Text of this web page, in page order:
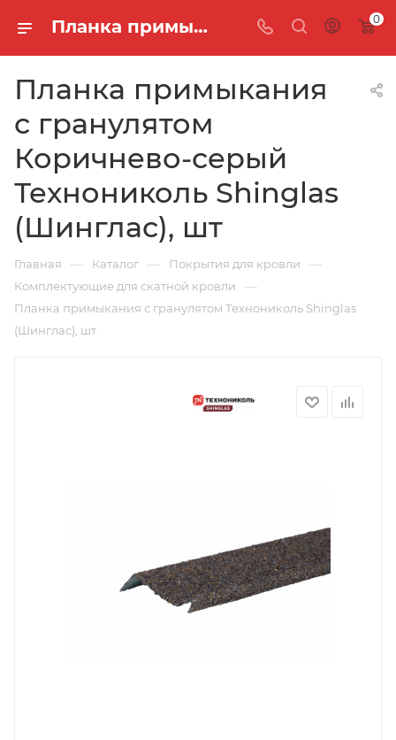
Планка примыкания с гранулятом Коричнево-серый Технониколь Shinglas (Шинглас), шт 0
Планка примыкания
с гранулятом
Коричнево-серый
Технониколь Shinglas
(Шинглас), шт
Главная — Каталог — Покрытия для кровли —
Комплектующие для скатной кровли —
Планка примыкания с гранулятом Технониколь Shinglas
(Шинглас), шт